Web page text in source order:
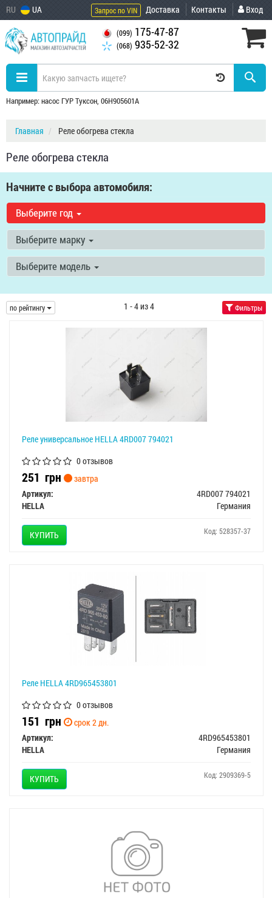
RU UA Запрос по VIN Доставка Контакты Вход
(099) 175-47-87
(068) 935-52-32
Например: насос ГУР Туксон, 06H905601A
Главная Реле обогрева стекла
Реле обогрева стекла
Начните с выбора автомобиля:
Выберите год
Выберите марку
Выберите модель
по рейтингу 1 - 4 из 4 Фильтры
Реле универсальное HELLA 4RD007 794021
0 отзывов
251 грн
завтра
Артикул:
4RD007 794021
HELLA
Германия
КУПИТЬ Код: 528357-37
Реле HELLA 4RD965453801
0 отзывов
151 грн
срок 2 дн.
Артикул:
4RD965453801
HELLA
Германия
КУПИТЬ Код: 2909369-5